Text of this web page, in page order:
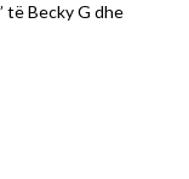
të Becky G dhe